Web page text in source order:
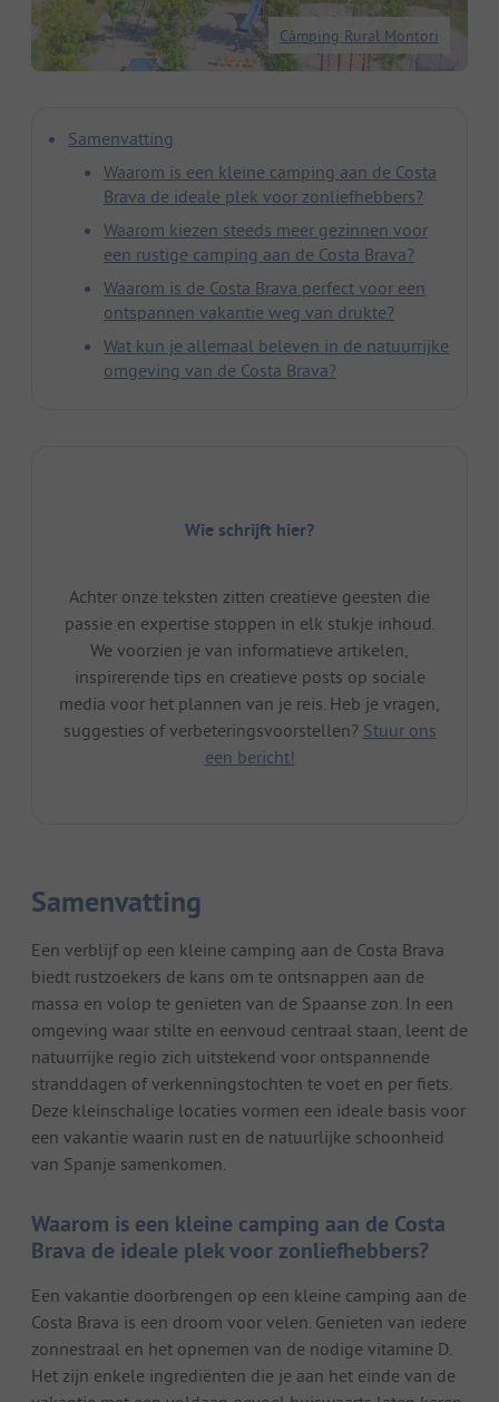
Càmping Rural Montori
Samenvatting
Waarom is een kleine camping aan de Costa
Brava de ideale plek voor zonliefhebbers?
Waarom kiezen steeds meer gezinnen voor
een rustige camping aan de Costa Brava?
Waarom is de Costa Brava perfect voor een
ontspannen vakantie weg van drukte?
Wat kun je allemaal beleven in de natuurrijke
omgeving van de Costa Brava?
Wie schrijft hier?
Achter onze teksten zitten creatieve geesten die
passie en expertise stoppen in elk stukje inhoud.
We voorzien je van informatieve artikelen,
inspirerende tips en creatieve posts op sociale
media voor het plannen van je reis. Heb je vragen,
suggesties of verbeteringsvoorstellen? Stuur ons
een bericht!
Samenvatting
Een verblijf op een kleine camping aan de Costa Brava
biedt rustzoekers de kans om te ontsnappen aan de
massa en volop te genieten van de Spaanse zon. In een
omgeving waar stilte en eenvoud centraal staan, leent de
natuurrijke regio zich uitstekend voor ontspannende
stranddagen of verkenningstochten te voet en per fiets.
Deze kleinschalige locaties vormen een ideale basis voor
een vakantie waarin rust en de natuurlijke schoonheid
van Spanje samenkomen.
Waarom is een kleine camping aan de Costa
Brava de ideale plek voor zonliefhebbers?
Een vakantie doorbrengen op een kleine camping aan de
Costa Brava is een droom voor velen. Genieten van iedere
zonnestraal en het opnemen van de nodige vitamine D.
Het zijn enkele ingrediënten die je aan het einde van de